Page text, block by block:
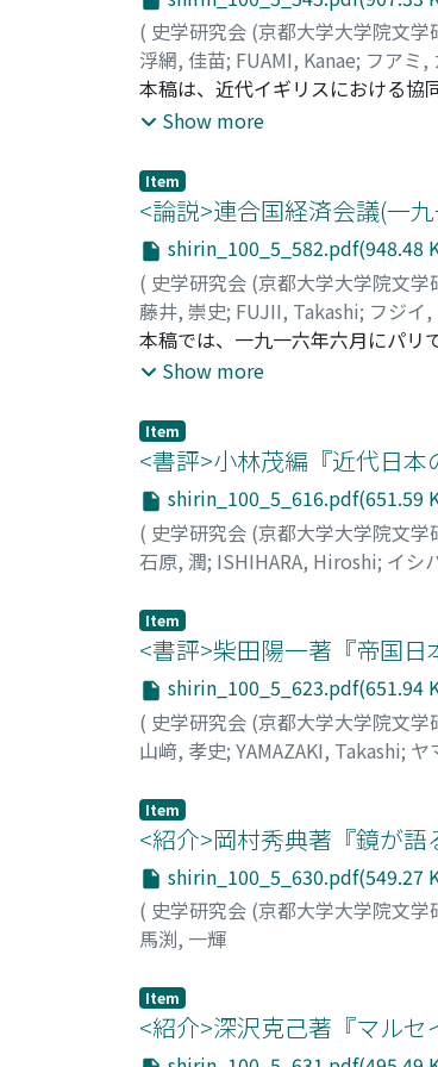
( 史学研究会 (京都大学大学院文学
浮網, 佳苗; FUAMI, Kanae; フアミ,
本稿は、近代イギリスにおける協
究をさらに発展させ、運動が拡
運動に関わった様々な立場の人々
与され、各人の目的のために様々
まとまりを強固にする役割を果
多様な人々を惹きつけ結びつけ
Show more
Item
<論説>連合国経済会議(一
shirin_100_5_582.pdf(948.48
( 史学研究会 (京都大学大学院文学
藤井, 崇史; FUJII, Takashi; フジイ
本稿では、一九一六年六月にパリ
易統制の動きに対する認識と対応
た寺内内閣は、対連合国関係と産
た。さらに日本代表として会議に
層の連合国支援と産業関係機関
なるにつれ、彼の構想と同様の政
Show more
Item
<書評>小林茂編『近代日本
shirin_100_5_616.pdf(651.59
( 史学研究会 (京都大学大学院文学
石原, 潤; ISHIHARA, Hiroshi; イシ
Item
<書評>柴田陽一著『帝国
shirin_100_5_623.pdf(651.94
( 史学研究会 (京都大学大学院文学
山﨑, 孝史; YAMAZAKI, Takashi; ヤ
Item
<紹介>岡村秀典著『鏡が語
shirin_100_5_630.pdf(549.27
( 史学研究会 (京都大学大学院文学
馬渕, 一輝
Item
<紹介>深沢克己著『マルセ